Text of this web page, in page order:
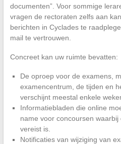
documenten”. Voor sommige
vragen de rectoraten zelfs aan
berichten in Cyclades te
mail te vertrouwen.
Concreet kan uw ruimte bevatten:
De oproep voor de examens,
examencentrum, de tijden en
verschijnt meestal enkele
Informatiebladen die online
name voor concoursen
vereist is.
Notificaties van wijziging van